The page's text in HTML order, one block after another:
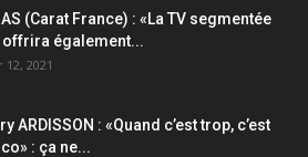
(Carat France) : «La TV segmentée
offrira également...
2021
ARDISSON : «Quand c’est trop, c’est
: ça ne...